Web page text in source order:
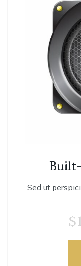
Sed ut
$